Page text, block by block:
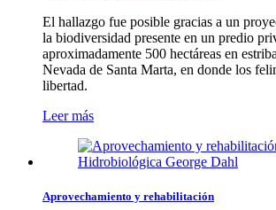
El hallazgo fue posible gracias a un
la biodiversidad presente en un predio
aproximadamente 500 hectáreas en
Nevada de Santa Marta, en donde los
libertad.
Leer más
Aprovechamiento y rehabilitación